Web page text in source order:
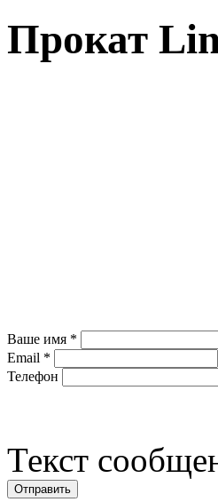
Прокат
Ваше имя *
Email *
Телефон
Текст